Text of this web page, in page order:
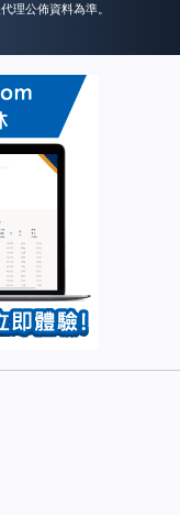
理公佈資料為準。